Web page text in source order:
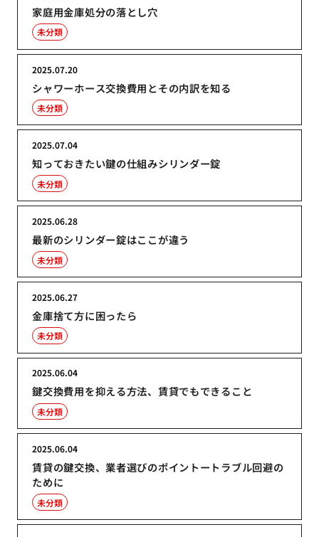
家庭用金庫処分の落とし穴
未分類
シャワーホース交換費用とその内訳を知る
2025.07.20
未分類
知っておきたい鍵の仕組みシリンダー錠
2025.07.04
未分類
最新のシリンダー錠はここが違う
2025.06.28
未分類
金庫捨て方に困ったら
2025.06.27
未分類
鍵交換費用を抑える方法、賃貸でもできること
2025.06.04
未分類
賃貸の鍵交換、業者選びのポイントートラブル回避の
ために
2025.06.04
未分類